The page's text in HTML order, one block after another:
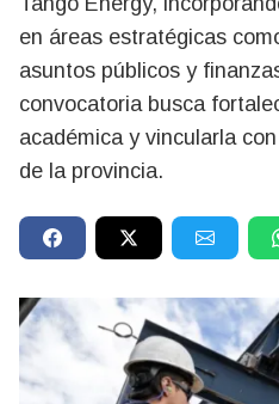
en áreas estratégicas
asuntos públicos y
convocatoria busca
académica y vincularla
de la provincia.